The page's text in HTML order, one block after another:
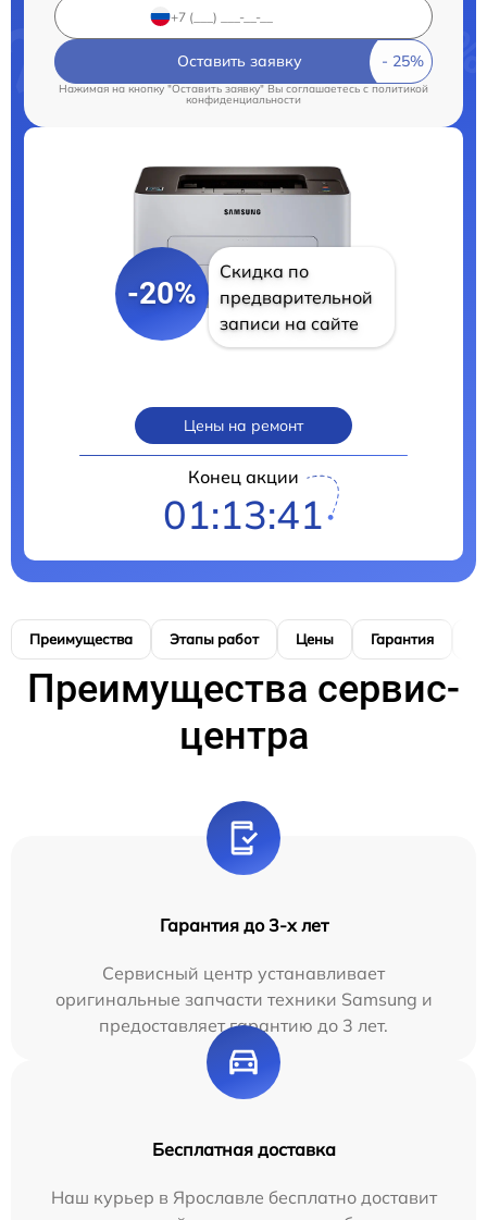
Оставить заявку
Нажимая на кнопку "Оставить заявку" Вы соглашаетесь c политикой
конфиденциальности
-20%
Скидка по
предварительной
записи на сайте
Цены на ремонт
Конец акции
01:13:40
Преимущества Этапы работ Цены Гарантия
Преимущества сервис-
центра
Гарантия до 3-х лет
Сервисный центр устанавливает
оригинальные запчасти техники Samsung и
предоставляет гарантию до 3 лет.
Бесплатная доставка
Наш курьер в Ярославле бесплатно доставит